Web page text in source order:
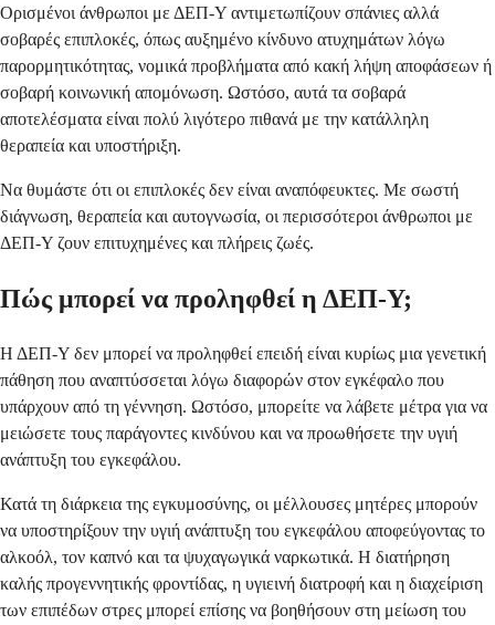
Ορισμένοι άνθρωποι με ΔΕΠ-Υ αντιμετωπίζουν σπάνιες αλλά
σοβαρές επιπλοκές, όπως αυξημένο κίνδυνο ατυχημάτων λόγω
παρορμητικότητας, νομικά προβλήματα από κακή λήψη αποφάσεων ή
σοβαρή κοινωνική απομόνωση. Ωστόσο, αυτά τα σοβαρά
αποτελέσματα είναι πολύ λιγότερο πιθανά με την κατάλληλη
θεραπεία και υποστήριξη.
Να θυμάστε ότι οι επιπλοκές δεν είναι αναπόφευκτες. Με σωστή
διάγνωση, θεραπεία και αυτογνωσία, οι περισσότεροι άνθρωποι με
ΔΕΠ-Υ ζουν επιτυχημένες και πλήρεις ζωές.
Πώς μπορεί να προληφθεί η ΔΕΠ-Υ;
Η ΔΕΠ-Υ δεν μπορεί να προληφθεί επειδή είναι κυρίως μια γενετική
πάθηση που αναπτύσσεται λόγω διαφορών στον εγκέφαλο που
υπάρχουν από τη γέννηση. Ωστόσο, μπορείτε να λάβετε μέτρα για να
μειώσετε τους παράγοντες κινδύνου και να προωθήσετε την υγιή
ανάπτυξη του εγκεφάλου.
Κατά τη διάρκεια της εγκυμοσύνης, οι μέλλουσες μητέρες μπορούν
να υποστηρίξουν την υγιή ανάπτυξη του εγκεφάλου αποφεύγοντας το
αλκοόλ, τον καπνό και τα ψυχαγωγικά ναρκωτικά. Η διατήρηση
καλής προγεννητικής φροντίδας, η υγιεινή διατροφή και η διαχείριση
των επιπέδων στρες μπορεί επίσης να βοηθήσουν στη μείωση του